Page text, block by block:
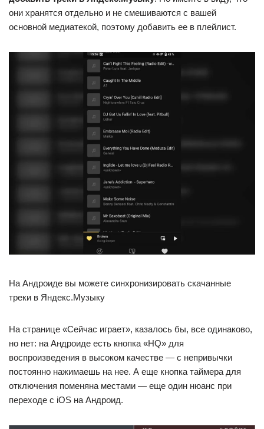
они хранятся отдельно и не смешиваются с вашей
основной медиатекой, поэтому добавить ее в плейлист.
На Андроиде вы можете синхронизировать скачанные
треки в Яндекс.Музыку
На странице «Сейчас играет», казалось бы, все одинаково,
но нет: на Андроиде есть кнопка «HQ» для
воспроизведения в высоком качестве — с непривычки
постоянно нажимаешь на нее. А еще кнопка таймера для
отключения поменяна местами — еще один нюанс при
переходе с iOS на Андроид.